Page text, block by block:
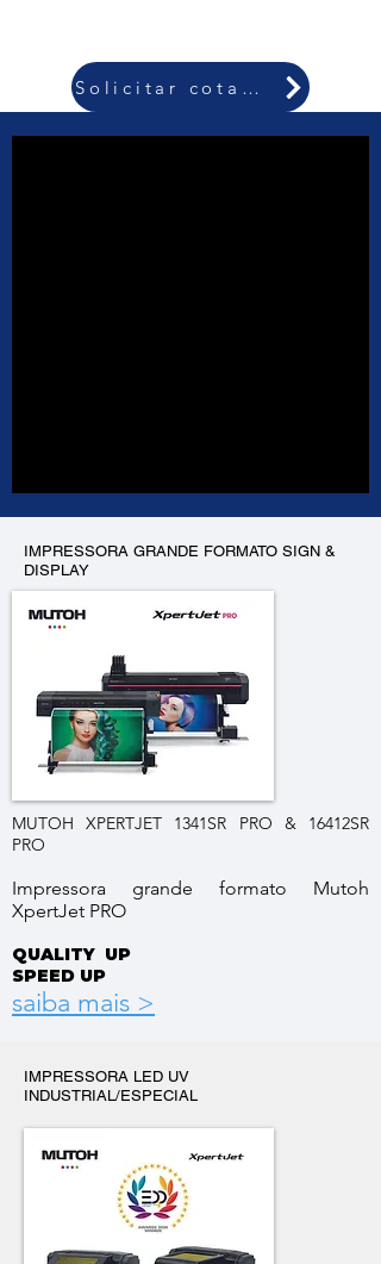
Solicitar cotação
IMPRESSORA GRANDE FORMATO SIGN &
DISPLAY
MUTOH XPERTJET 1341SR PRO & 16412SR
PRO
Impressora grande formato Mutoh
XpertJet PRO
QUALITY UP
SPEED UP
saiba mais >
IMPRESSORA LED UV
INDUSTRIAL/ESPECIAL